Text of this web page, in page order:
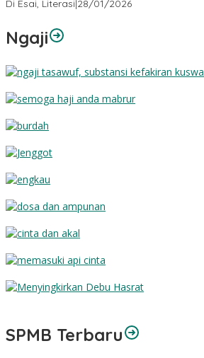
Di Esai, Literasi|28/01/2026
Ngaji
SPMB Terbaru